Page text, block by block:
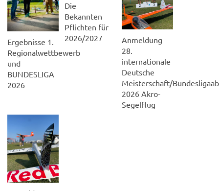
Ergebnisse 1.
Regionalwettbewerb
und
BUNDESLIGA
2026
Die
Bekannten
Pflichten für
2026/2027
Anmeldung
28.
internationale
Deutsche
Meisterschaft/
2026 Akro-
Segelflug